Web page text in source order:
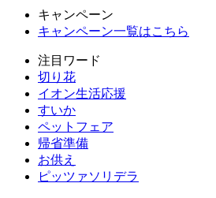
キャンペーン
キャンペーン一覧はこちら
注目ワード
切り花
イオン生活応援
すいか
ペットフェア
帰省準備
お供え
ピッツァソリデラ